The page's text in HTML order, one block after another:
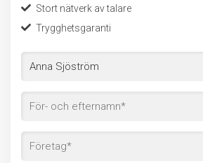
Stort nätverk av talare
Trygghetsgaranti